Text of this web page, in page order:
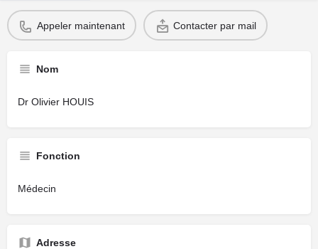
Appeler maintenant Contacter par mail
Nom
Dr Olivier HOUIS
Fonction
Médecin
Adresse